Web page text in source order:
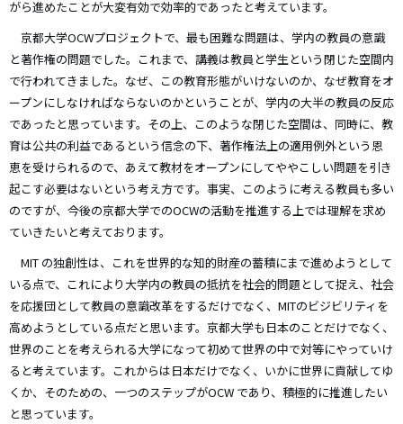
がら進めたことが大変有効で効率的であったと考えています。
京都大学OCWプロジェクトで、最も困難な問題は、学内の教員の意識
と著作権の問題でした。これまで、講義は教員と学生という閉じた空間内
で行われてきました。なぜ、この教育形態がいけないのか、なぜ教育をオ
ープンにしなければならないのかということが、学内の大半の教員の反応
であったと思っています。その上、このような閉じた空間は、同時に、教
育は公共の利益であるという信念の下、著作権法上の適用例外という恩
恵を受けられるので、あえて教材をオープンにしてややこしい問題を引き
起こす必要はないという考え方です。事実、このように考える教員も多い
のですが、今後の京都大学でのOCWの活動を推進する上では理解を求め
ていきたいと考えております。
MIT の独創性は、これを世界的な知的財産の蓄積にまで進めようとして
いる点で、これにより大学内の教員の抵抗を社会的問題として捉え、社会
を応援団として教員の意識改革をするだけでなく、MITのビジビリティを
高めようとしている点だと思います。京都大学も日本のことだけでなく、
世界のことを考えられる大学になって初めて世界の中で対等にやっていけ
ると考えています。これからは日本だけでなく、いかに世界に貢献してゆ
くか、そのための、一つのステップがOCW であり、積極的に推進したい
と思っています。